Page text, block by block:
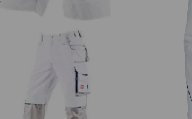
Bundhose e.s.motion 2020 Winter,
Herren